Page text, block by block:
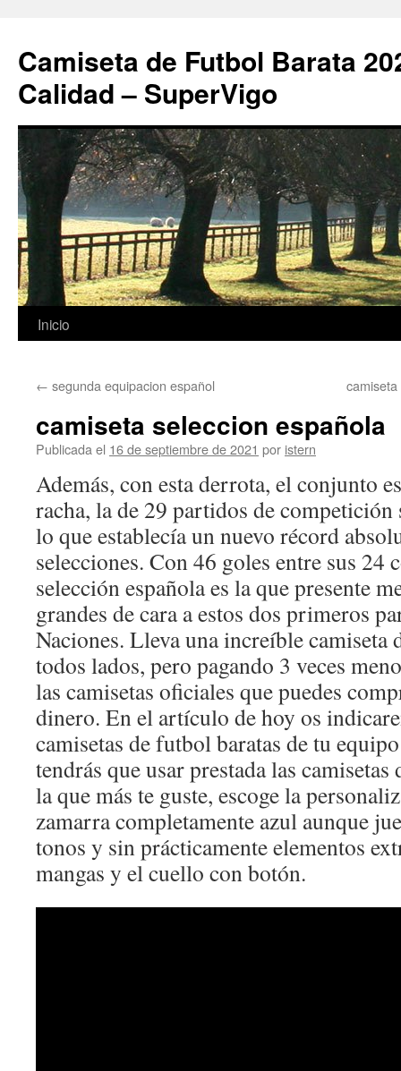
Camiseta de Futbol Barata
Calidad – SuperVigo
Saltar
contenido
Inicio
← segunda equipacion español
camiseta seleccion española
Publicada el 16 de septiembre de 2021 por istern
Además, con esta derrota, el conjunto
racha, la de 29 partidos de
lo que establecía un nuevo récord
selecciones. Con 46 goles entre sus 24
selección española es la que presente
grandes de cara a estos dos primeros
Naciones. Lleva una increíble camiseta
todos lados, pero pagando 3 veces
las camisetas oficiales que puedes
dinero. En el artículo de hoy os
camisetas de futbol baratas de tu
tendrás que usar prestada las
la que más te guste, escoge la
zamarra completamente azul aunque
tonos y sin prácticamente elementos
mangas y el cuello con botón.